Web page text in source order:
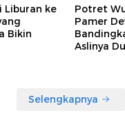
Liburan ke
Bikin
Potret
Pamer
Aslinya
Selengkapnya